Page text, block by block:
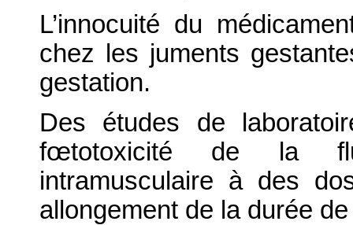
L’innocuité du
chez les juments
gestation.
Des études de
fœtotoxicité de la
intramusculaire à des
allongement de la durée